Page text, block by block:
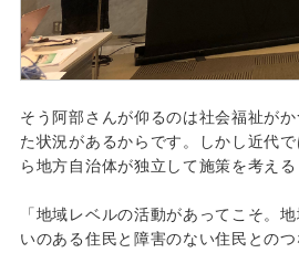
そう阿部さんが仰るのは社会福祉が
た状況があるからです。しかし近代
ら地方自治体が独立して施策を考え
「地域レベルの活動があってこそ。
いのある住民と障害のない住民との